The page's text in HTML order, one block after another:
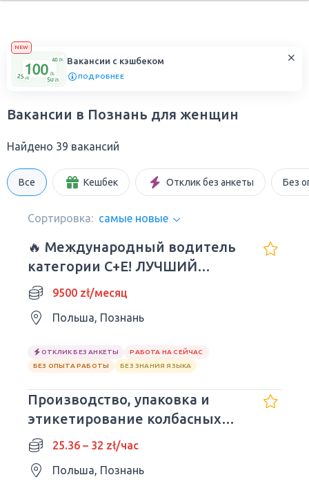
NEW
Вакансии с кэшбеком
ПОДРОБНЕЕ
Вакансии в Познань для женщин
Найдено 39 вакансий
Все Кешбек Отклик без анкеты Без
Сортировка: самые новые
🔥 Международный водитель
категории C+E! ЛУЧШИЙ
РАБОТОДАТЕЛЬ!! 3/1 - 9500
злотых
9500 zł/месяц
Польша, Познань
ОТКЛИК БЕЗ АНКЕТЫ
РАБОТА НА СЕЙЧАС
БЕЗ ОПЫТА РАБОТЫ
БЕЗ ЗНАНИЯ ЯЗЫКА
Производство, упаковка и
этикетирование колбасных
изделий
25.36 – 32 zł/час
Польша, Познань